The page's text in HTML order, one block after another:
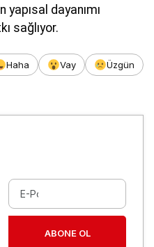
yapısal dayanımı
sağlıyor.
Haha Vay
Üzgün
ABONE OL